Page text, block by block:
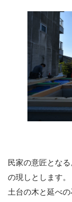
民家の意匠とな
の現しとします。
土台の木と延べ